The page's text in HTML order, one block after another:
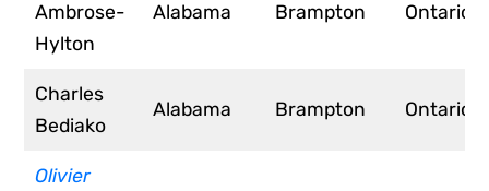
Ambrose-
Hylton
Alabama Brampton Ontario
Charles
Bediako
Alabama Brampton Ontario
Olivier